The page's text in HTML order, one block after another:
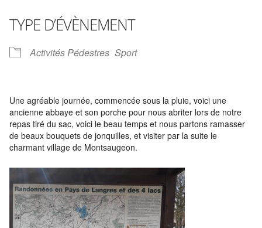
TYPE D’ÉVÈNEMENT
Activités Pédestres Sport
Une agréable journée, commencée sous la pluie, voici une
ancienne abbaye et son porche pour nous abriter lors de notre
repas tiré du sac, voici le beau temps et nous partons ramasser
de beaux bouquets de jonquilles, et visiter par la suite le
charmant village de Montsaugeon.